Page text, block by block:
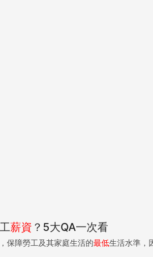
薪資 ？5大QA一次看
保障勞工及其家庭生活的最低生活水準，